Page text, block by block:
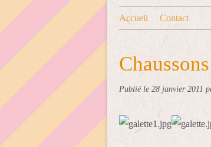
Accueil Contact
Publié le 28 janvier 2011